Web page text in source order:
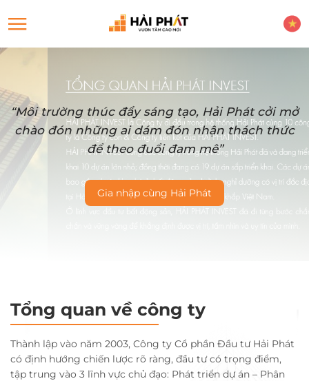
“Môi trường thúc đẩy sáng tạo, Hải Phát cởi mở
chào đón những ai dám đón nhận thách thức
để theo đuổi đam mê”
Gia nhập cùng Hải Phát
Tổng quan về công ty
Thành lập vào năm 2003, Công ty Cổ phần Đầu tư Hải Phát
có định hướng chiến lược rõ ràng, đầu tư có trọng điểm,
tập trung vào 3 lĩnh vực chủ đạo: Phát triển dự án – Phân